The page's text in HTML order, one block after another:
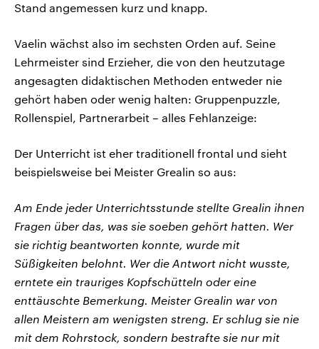
Stand angemessen kurz und knapp.
Vaelin wächst also im sechsten Orden auf. Seine
Lehrmeister sind Erzieher, die von den heutzutage
angesagten didaktischen Methoden entweder nie
gehört haben oder wenig halten: Gruppenpuzzle,
Rollenspiel, Partnerarbeit – alles Fehlanzeige:
Der Unterricht ist eher traditionell frontal und sieht
beispielsweise bei Meister Grealin so aus:
Am Ende jeder Unterrichtsstunde stellte Grealin ihnen
Fragen über das, was sie soeben gehört hatten. Wer
sie richtig beantworten konnte, wurde mit
Süßigkeiten belohnt. Wer die Antwort nicht wusste,
erntete ein trauriges Kopfschütteln oder eine
enttäuschte Bemerkung. Meister Grealin war von
allen Meistern am wenigsten streng. Er schlug sie nie
mit dem Rohrstock, sondern bestrafte sie nur mit